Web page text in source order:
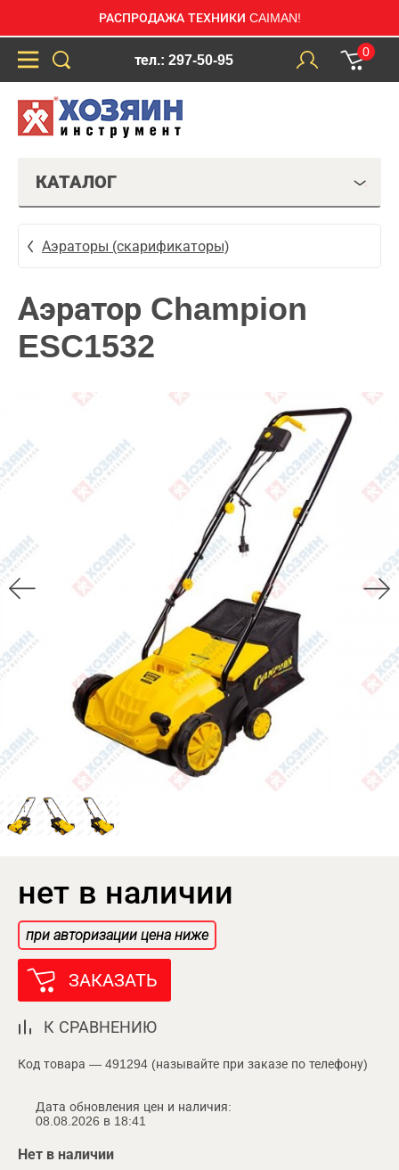
РАСПРОДАЖА ТЕХНИКИ CAIMAN!
тел.: 297-50-95
0
КАТАЛОГ
Аэраторы (скарификаторы)
Аэратор Champion
ESC1532
нет в наличии
при авторизации цена ниже
ЗАКАЗАТЬ
К СРАВНЕНИЮ
Код товара — 491294 (называйте при заказе по телефону)
Дата обновления цен и наличия:
08.08.2026 в 18:41
Нет в наличии